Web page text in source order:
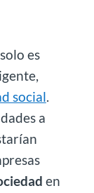
es
social.
a
en